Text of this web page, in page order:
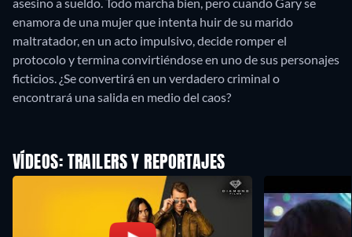
enamora de una mujer que intenta huir de su marido
maltratador, en un acto impulsivo, decide romper el
protocolo y termina convirtiéndose en uno de sus personajes
ficticios. ¿Se convertirá en un verdadero criminal o
encontrará una salida en medio del caos?
VÍDEOS: TRAILERS Y REPORTAJES